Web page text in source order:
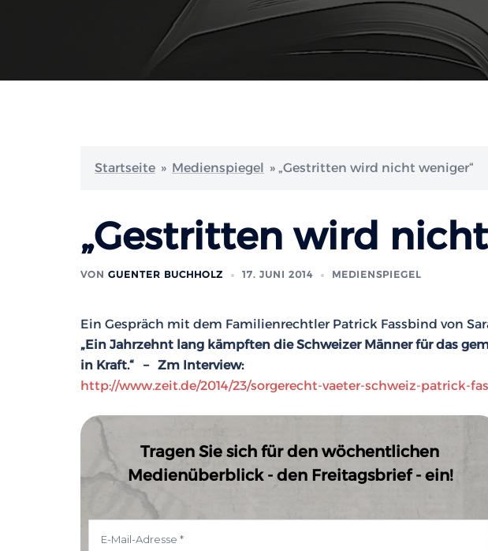
Startseite » Medienspiegel » „Gestritten wird nicht weniger“
„Gestritten wird
VON GUENTER BUCHHOLZ 17. JUNI 2014 MEDIENSPIEGEL
Ein Gespräch mit dem Familienrechtler Patrick Fassbind von
„Ein Jahrzehnt lang kämpften die Schweizer Männer für das
in Kraft.“ – Zm Interview:
http://www.zeit.de/2014/23/sorgerecht-vaeter-schweiz-patrick-
Tragen Sie sich für den wöchentlichen
Medienüberblick - den Freitagsbrief - ein!